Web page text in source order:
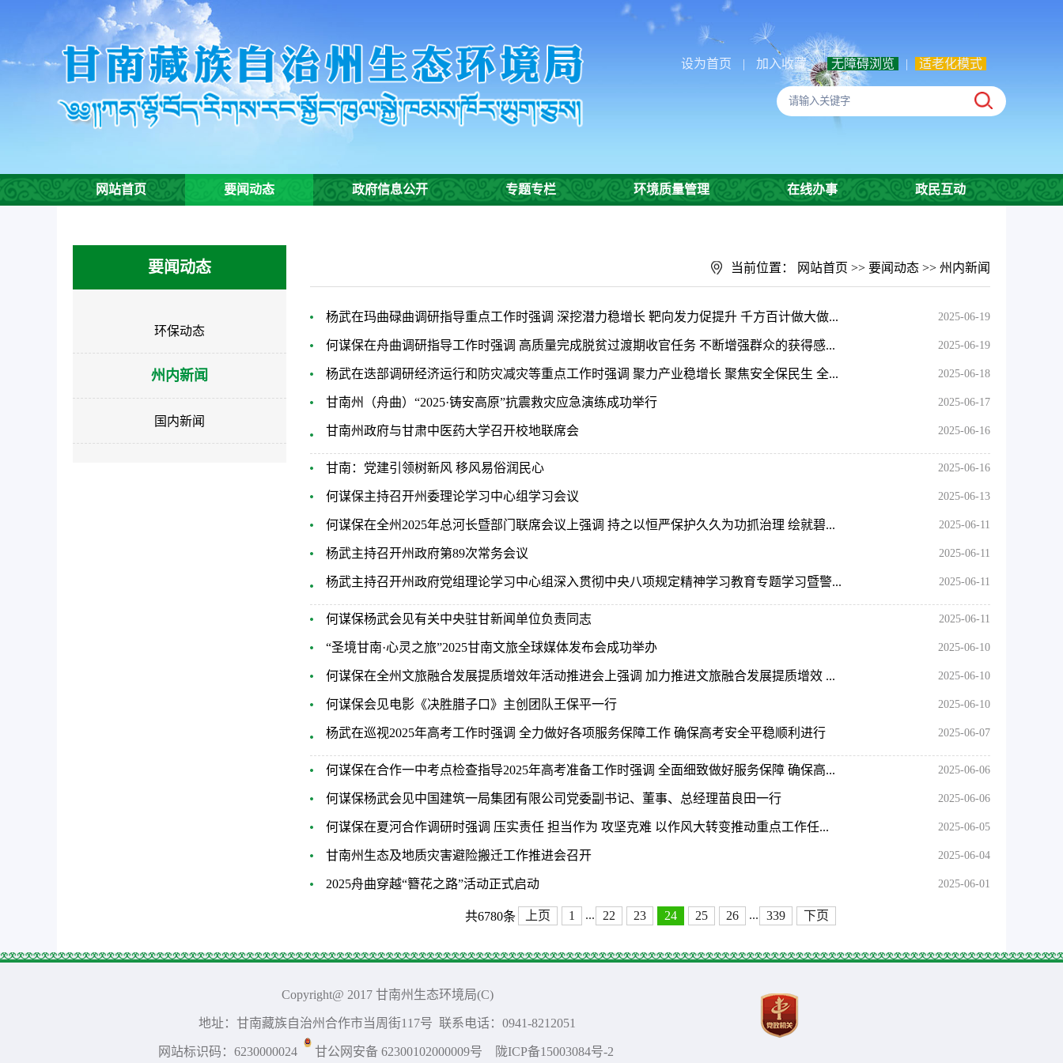
入
环
境
设为首页 | 加入收藏 | 无障碍浏览 | 适老化模式
网站首页 要闻动态 政府信息公开 专题专栏 环境质量管理 在线办事 政民互动
要闻动态
环保动态
州内新闻
国内新闻
当前位置： 网站首页 >> 要闻动态 >> 州内新闻
杨武在玛曲碌曲调研指导重点工作时强调 深挖潜力稳增长 靶向发力促提升 千方百计做大做... 2025-06-19
何谋保在舟曲调研指导工作时强调 高质量完成脱贫过渡期收官任务 不断增强群众的获得感... 2025-06-19
杨武在迭部调研经济运行和防灾减灾等重点工作时强调 聚力产业稳增长 聚焦安全保民生 全... 2025-06-18
甘南州（舟曲）“2025·铸安高原”抗震救灾应急演练成功举行 2025-06-17
甘南州政府与甘肃中医药大学召开校地联席会 2025-06-16
甘南：党建引领树新风 移风易俗润民心 2025-06-16
何谋保主持召开州委理论学习中心组学习会议 2025-06-13
何谋保在全州2025年总河长暨部门联席会议上强调 持之以恒严保护久久为功抓治理 绘就碧... 2025-06-11
杨武主持召开州政府第89次常务会议 2025-06-11
杨武主持召开州政府党组理论学习中心组深入贯彻中央八项规定精神学习教育专题学习暨警... 2025-06-11
何谋保杨武会见有关中央驻甘新闻单位负责同志 2025-06-11
“圣境甘南·心灵之旅”2025甘南文旅全球媒体发布会成功举办 2025-06-10
何谋保在全州文旅融合发展提质增效年活动推进会上强调 加力推进文旅融合发展提质增效 ... 2025-06-10
何谋保会见电影《决胜腊子口》主创团队王保平一行 2025-06-10
杨武在巡视2025年高考工作时强调 全力做好各项服务保障工作 确保高考安全平稳顺利进行 2025-06-07
何谋保在合作一中考点检查指导2025年高考准备工作时强调 全面细致做好服务保障 确保高... 2025-06-06
何谋保杨武会见中国建筑一局集团有限公司党委副书记、董事、总经理苗良田一行 2025-06-06
何谋保在夏河合作调研时强调 压实责任 担当作为 攻坚克难 以作风大转变推动重点工作任... 2025-06-05
甘南州生态及地质灾害避险搬迁工作推进会召开 2025-06-04
2025舟曲穿越“簪花之路”活动正式启动 2025-06-01
共6780条 上页 1 ... 22 23 24 25 26 ... 339 下页
Copyright@ 2017 甘南州生态环境局(C)
地址：甘南藏族自治州合作市当周街117号 联系电话：0941-8212051
网站标识码：6230000024 甘公网安备 62300102000009号 陇ICP备15003084号-2